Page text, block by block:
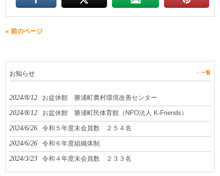
« 前のページ
お知らせ 一覧
2024/8/12 お盆休館 勝浦町農村環境改善センター
2024/8/12 お盆休館 勝浦町民体育館（NPO法人 K-Friends）
2024/6/26 令和５年度末会員数 ２５４名
2024/6/26 令和６年度組織体制
2024/3/23 令和４年度末会員数 ２３３名